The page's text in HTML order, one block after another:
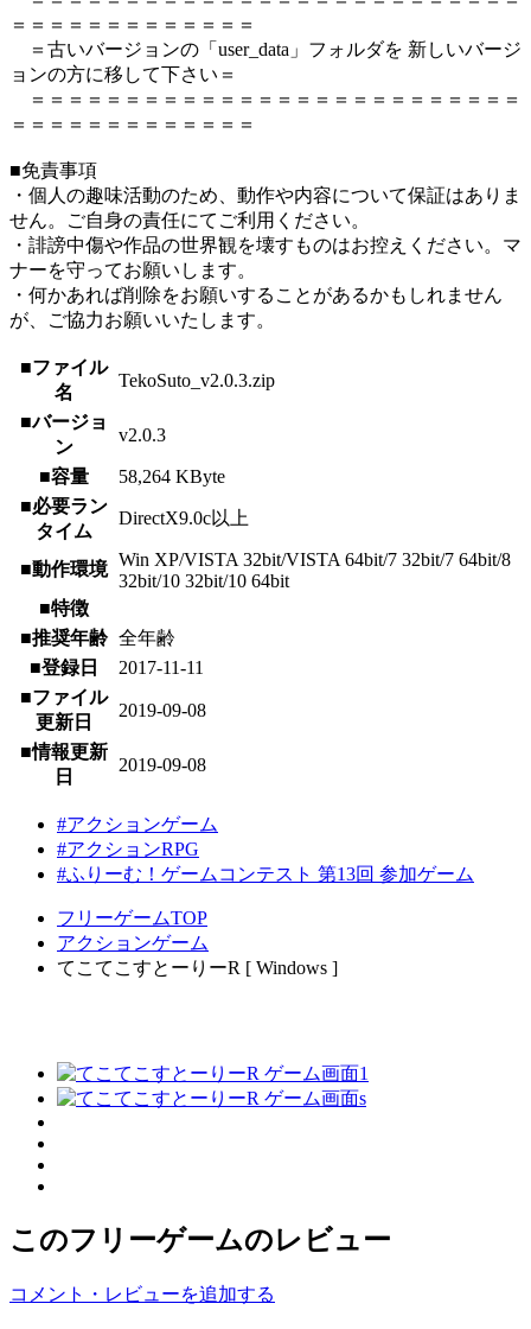
＝＝＝＝＝＝＝＝＝＝＝＝＝
＝古いバージョンの「user_data」フォルダを 新しいバージ
ョンの方に移して下さい＝
＝＝＝＝＝＝＝＝＝＝＝＝＝＝＝＝＝＝＝＝＝＝＝＝＝＝
＝＝＝＝＝＝＝＝＝＝＝＝＝
■免責事項
・個人の趣味活動のため、動作や内容について保証はありま
せん。ご自身の責任にてご利用ください。
・誹謗中傷や作品の世界観を壊すものはお控えください。マ
ナーを守ってお願いします。
・何かあれば削除をお願いすることがあるかもしれません
が、ご協力お願いいたします。
■ファイル
名
TekoSuto_v2.0.3.zip
■バージョ
ン
v2.0.3
■容量
58,264 KByte
■必要ラン
タイム
DirectX9.0c以上
■動作環境 Win XP/VISTA 32bit/VISTA 64bit/7 32bit/7 64bit/8
32bit/10 32bit/10 64bit
■特徴
■推奨年齢 全年齢
■登録日
2017-11-11
■ファイル
更新日
2019-09-08
■情報更新
日
2019-09-08
#アクションゲーム
#アクションRPG
#ふりーむ！ゲームコンテスト 第13回 参加ゲーム
フリーゲームTOP
アクションゲーム
てこてこすとーりーR [ Windows ]
このフリーゲームのレビュー
コメント・レビューを追加する